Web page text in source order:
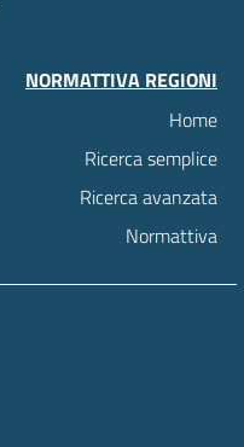
NORMATTIVA REGIONI
Home
Ricerca semplice
Ricerca avanzata
Normattiva